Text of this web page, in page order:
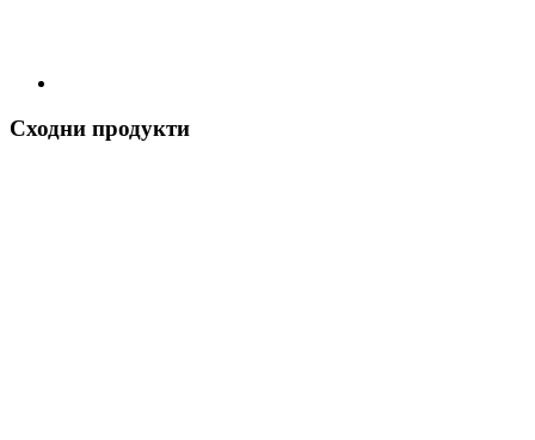
Сходни продукти